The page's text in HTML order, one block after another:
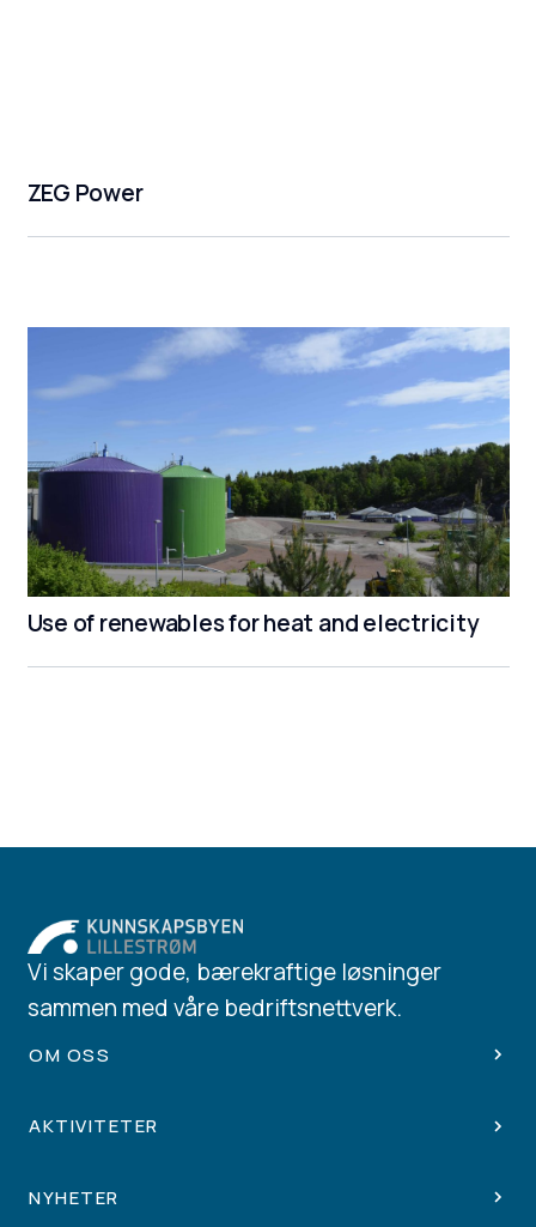
ZEG Power
Use of renewables for heat and electricity
Vi skaper gode, bærekraftige løsninger
sammen med våre bedriftsnettverk.
OM OSS
AKTIVITETER
NYHETER